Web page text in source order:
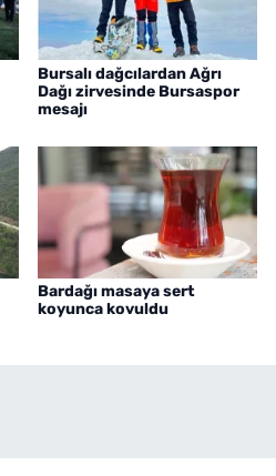
Bursalı dağcılardan Ağrı
Dağı zirvesinde Bursaspor
mesajı
Bardağı masaya sert
koyunca kovuldu